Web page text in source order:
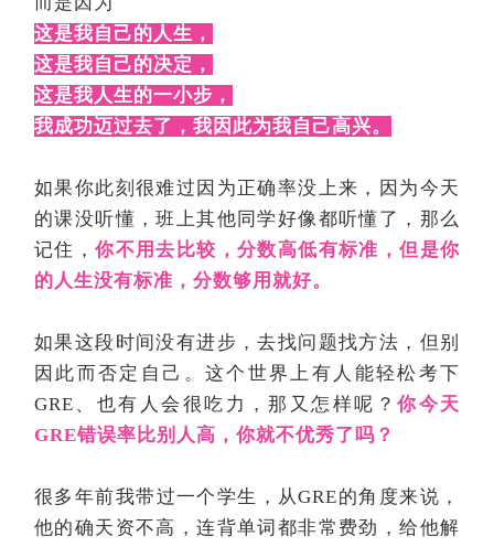
这是我自己的人生，
这是我自己的决定，
这是我人生的一小步，
我成功迈过去了，我因此为我自己高兴。
如果你此刻很难过因为正确率没上来，因为今天
的课没听懂，班上其他同学好像都听懂了，那么
记住，你不用去比较，分数高低有标准，但是你
的人生没有标准，分数够用就好。
如果这段时间没有进步，去找问题找方法，但别
因此而否定自己。这个世界上有人能轻松考下
GRE、也有人会很吃力，那又怎样呢？你今天
GRE错误率比别人高，你就不优秀了吗？
很多年前我带过一个学生，从GRE的角度来说，
他的确天资不高，连背单词都非常费劲，给他解